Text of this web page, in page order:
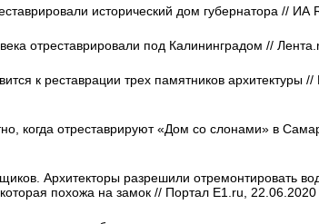
исторический дом губернатора // ИА
отреставрировали под Калининградом //
к реставрации трех памятников архитектуры //
когда отреставрируют «Дом со слонами» в
Архитекторы разрешили отремонтировать
похожа на замок // Портал E1.ru, 22.06.2020